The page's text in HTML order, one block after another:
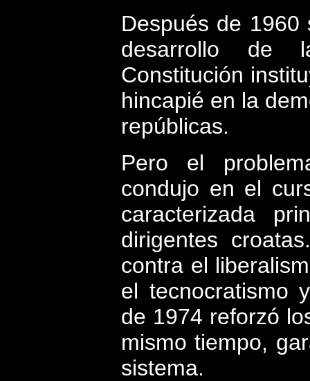
Después de
desarrollo de
Constitución
hincapié en la
repúblicas.
Pero el
condujo en el
caracterizada
dirigentes
contra el
el tecnocratismo
de 1974 reforzó
mismo tiempo,
sistema.